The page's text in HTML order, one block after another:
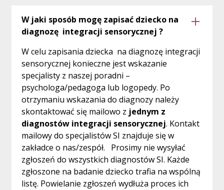
W jaki sposób mogę zapisać dziecko na
diagnozę integracji sensorycznej ?
W celu zapisania dziecka na diagnozę integracji
sensorycznej konieczne jest wskazanie
specjalisty z naszej poradni –
psychologa/pedagoga lub logopedy. Po
otrzymaniu wskazania do diagnozy należy
skontaktować się mailowo z jednym z
diagnostów integracji sensorycznej. Kontakt
mailowy do specjalistów SI znajduje się w
zakładce o nas/zespół. Prosimy nie wysyłać
zgłoszeń do wszystkich diagnostów SI. Każde
zgłoszone na badanie dziecko trafia na wspólną
listę. Powielanie zgłoszeń wydłuża proces ich